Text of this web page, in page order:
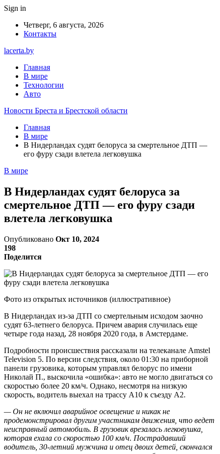
Sign in
Четверг, 6 августа, 2026
Контакты
lacerta.by
Главная
В мире
Технологии
Авто
Новости Бреста и Брестской области
Главная
В мире
В Нидерландах судят белоруса за смертельное ДТП —
его фуру сзади влетела легковушка
В мире
В Нидерландах судят белоруса за
смертельное ДТП — его фуру сзади
влетела легковушка
Опубликовано Окт 10, 2024
198
Поделится
Фото из открытых источников (иллюстративное)
В Нидерландах из-за ДТП со смертельным исходом заочно
судят 63-летнего белоруса. Причем авария случилась еще
четыре года назад, 28 ноября 2020 года, в Амстердаме.
Подробности происшествия рассказали на телеканале Amstel
Television 5. По версии следствия, около 01:30 на приборной
панели грузовика, которым управлял белорус по имени
Николай П., выскочила «ошибка»: авто не могло двигаться со
скоростью более 20 км/ч. Однако, несмотря на низкую
скорость, водитель выехал на трассу А10 к съезду А2.
— Он не включил аварийное освещение и никак не
продемонстрировал другим участникам движения, что ведет
неисправный автомобиль. В грузовик врезалась легковушка,
которая ехала со скоростью 100 км/ч. Пострадавший
водитель, 30-летний мужчина и отец двоих детей, скончался